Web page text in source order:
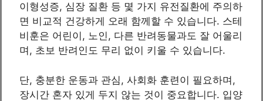
이형성증, 심장 질환 등 몇 가지 유전질환에 주의하
면 비교적 건강하게 오래 함께할 수 있습니다. 스테
비훈은 어린이, 노인, 다른 반려동물과도 잘 어울리
며, 초보 반려인도 무리 없이 키울 수 있습니다.
단, 충분한 운동과 관심, 사회화 훈련이 필요하며,
장시간 혼자 있게 두지 않는 것이 중요합니다. 입양